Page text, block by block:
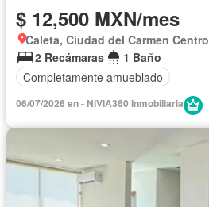
$ 12,500 MXN/mes
Caleta, Ciudad del Carmen Centro
2 Recámaras
1 Baño
Completamente amueblado
06/07/2026 en - NIVIA360 Inmobiliaria